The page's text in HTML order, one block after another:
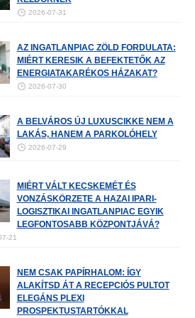
2026-07-31
AZ INGATLANPIAC ZÖLD FORDULATA:
MIÉRT KERESIK A BEFEKTETŐK AZ
ENERGIATAKARÉKOS HÁZAKAT?
2026-07-30
A BELVÁROS ÚJ LUXUSCIKKE NEM A
LAKÁS, HANEM A PARKOLÓHELY
2026-07-29
MIÉRT VÁLT KECSKEMÉT ÉS
VONZÁSKÖRZETE A HAZAI IPARI-
LOGISZTIKAI INGATLANPIAC EGYIK
LEGFONTOSABB KÖZPONTJÁVÁ?
21
NEM CSAK PAPÍRHALOM: ÍGY
ALAKÍTSD ÁT A RECEPCIÓS PULTOT
ELEGÁNS PLEXI
PROSPEKTUSTARTÓKKAL